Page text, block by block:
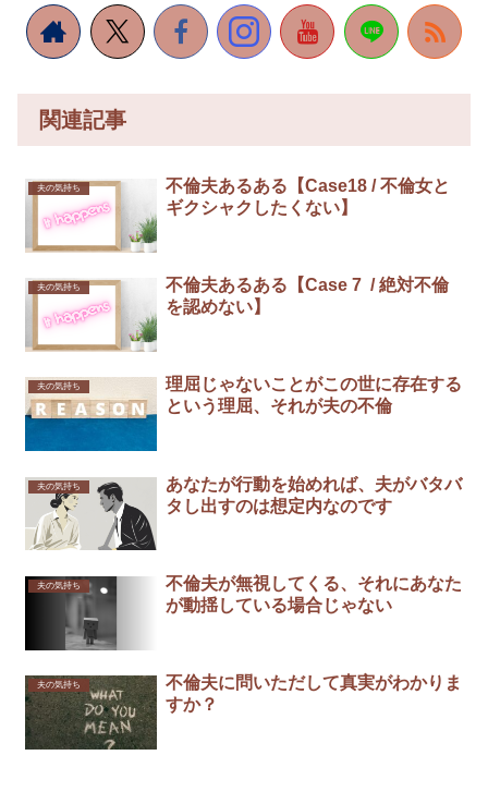
関連記事
夫の気持ち
不倫夫あるある【Case18 / 不倫女と
ギクシャクしたくない】
夫の気持ち
不倫夫あるある【Case 7 / 絶対不倫
を認めない】
夫の気持ち
理屈じゃないことがこの世に存在する
という理屈、それが夫の不倫
夫の気持ち
あなたが行動を始めれば、夫がバタバ
タし出すのは想定内なのです
夫の気持ち
不倫夫が無視してくる、それにあなた
が動揺している場合じゃない
夫の気持ち
不倫夫に問いただして真実がわかりま
すか？